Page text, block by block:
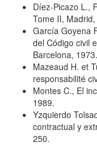
Díez-Picazo L.,
Tome II,
García Goyena
del Código civil
Barcelona, 1973.
Mazeaud H. et
responsabilité
Montes C., El
1989.
Yzquierdo
contractual y
250.